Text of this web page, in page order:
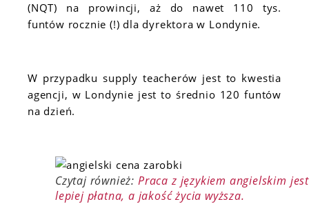
(NQT) na prowincji, aż do nawet 110 tys.
funtów rocznie (!) dla dyrektora w Londynie.
W przypadku supply teacherów jest to kwestia
agencji, w Londynie jest to średnio 120 funtów
na dzień.
Czytaj również: Praca z językiem angielskim jest
lepiej płatna, a jakość życia wyższa.